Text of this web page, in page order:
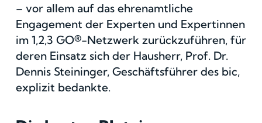
– vor allem auf das ehrenamtliche
Engagement der Experten und Expertinnen
im 1,2,3 GO®-Netzwerk zurückzuführen, für
deren Einsatz sich der Hausherr, Prof. Dr.
Dennis Steininger, Geschäftsführer des bic,
explizit bedankte.